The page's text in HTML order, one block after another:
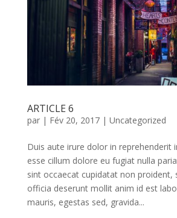
ARTICLE 6
par | Fév 20, 2017| Uncategorized
Duis aute irure dolor in reprehenderit
esse cillum dolore eu fugiat nulla
sint occaecat cupidatat non proident,
officia deserunt mollit anim id est
mauris, egestas sed, gravida...